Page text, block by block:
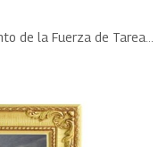
de la Fuerza de Tarea…